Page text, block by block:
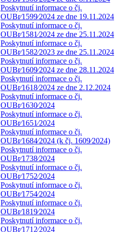
Poskytnutí informace o čj.
OUBr⁄1599⁄2024 ze dne 19.11.2024
Poskytnutí informace o čj.
OUBr⁄1581⁄2024 ze dne 25.11.2024
Poskytnutí informace o čj.
OUBr⁄1582⁄2023 ze dne 25.11.2024
Poskytnutí informace o čj.
OUBr⁄1609⁄2024 ze dne 28.11.2024
Poskytnutí informace o čj.
OUBr⁄1618⁄2024 ze dne 2.12.2024
Poskytnutí informace o čj.
OUBr⁄1630⁄2024
Poskytnutí informace o čj.
OUBr⁄1651⁄2024
Poskytnutí informace o čj.
OUBr⁄1684⁄2024 (k čj. 1609⁄2024)
Poskytnutí informace o čj.
OUBr⁄1738⁄2024
Poskytnutí informace o čj.
OUBr⁄1752⁄2024
Poskytnutí informace o čj.
OUBr⁄1754⁄2024
Poskytnutí informace o čj.
OUBr⁄1819⁄2024
Poskytnutí informace o čj.
OUBr⁄1712⁄2024